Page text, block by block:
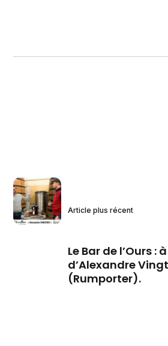
Article plus récent
Le Bar de l’Ours :
d’Alexandre
(Rumporter).